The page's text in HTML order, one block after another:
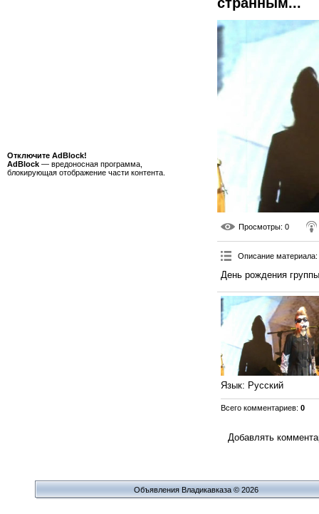
Отключите AdBlock!
AdBlock — вредоносная программа,
блокирующая отображение части контента.
Просмотры: 0
Описание материала:
День рождения
Язык: Русский
Всего комментариев: 0
Добавлять
Объявления Владикавказа © 2026